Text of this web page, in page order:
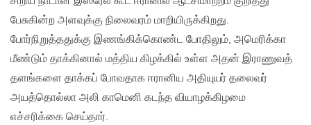
பேசுகின்ற அளவுக்கு நிலைவரம் மாறியிருக்கிறது.
போர்நிறுத்ததுக்கு இணங்கிக்கொண்ட போதிலும், அமெரிக்கா
மீண்டும் தாக்கினால் மத்திய கிழக்கில் உள்ள அதன் இராணுவத்
தளங்களை தாக்கப் போவதாக ஈரானிய அதியுயர் தலைவர்
அயத்தொல்லா அலி காமெனி கடந்த வியாழக்கிழமை
எச்சரிக்கை செய்தார்.